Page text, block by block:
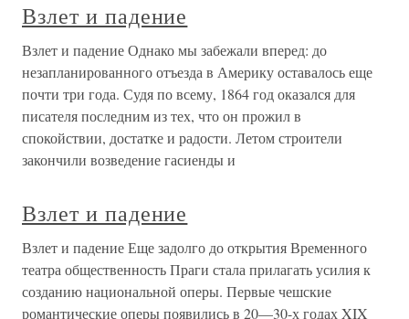
Взлет и падение
Взлет и падение Однако мы забежали вперед: до
незапланированного отъезда в Америку оставалось еще
почти три года. Судя по всему, 1864 год оказался для
писателя последним из тех, что он прожил в
спокойствии, достатке и радости. Летом строители
закончили возведение гасиенды и
Взлет и падение
Взлет и падение Еще задолго до открытия Временного
театра общественность Праги стала прилагать усилия к
созданию национальной оперы. Первые чешские
романтические оперы появились в 20—30-х годах XIX